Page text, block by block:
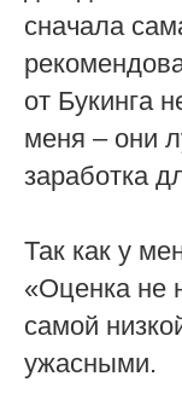
сначала
от Букинга
меня – они
заработка
Так как у
«Оценка не
самой
ужасными.